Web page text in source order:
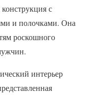
конструкция с
и полочками. Она
роскошного
интерьер